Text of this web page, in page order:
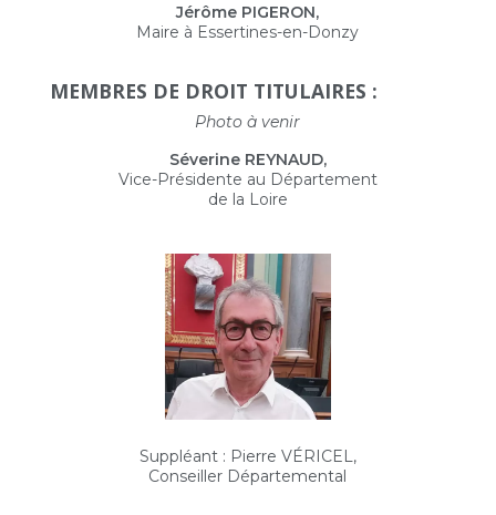
Jérôme PIGERON,
Maire à Essertines-en-Donzy
MEMBRES DE DROIT TITULAIRES :
Photo à venir
Séverine REYNAUD,
Vice-Présidente au Département
de la Loire
Suppléant : Pierre VÉRICEL,
Conseiller Départemental